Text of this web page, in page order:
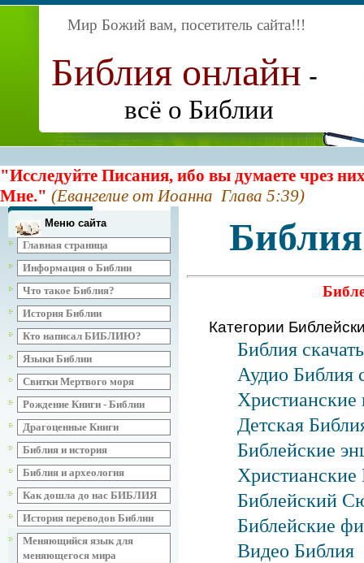
Мир Божий вам, посетитель сайта!!!
Библия онлайн -
всё о Библии
"Исследуйте Писания, ибо вы думаете чрез
Мне." (Евангелие от Иоанна Глава 5:39)
Меню сайта
Главная страница
Информация о Библии
Что такое Библия?
История Библии
Кто написал БИБЛИЮ?
Языки Библии
Свитки Мертвого моря
Рождение Книги - Библии
Драгоценные Книги
Библия и история
Библия и археология
Как дошла до нас БИБЛИЯ
История переводов Библии
Меняющийся язык для
меняющегося мира
Категории
Библия
Аудио Библия
Христианские
Детская
Библейские
Христианские
Библейский
Библейские
Видео Библия